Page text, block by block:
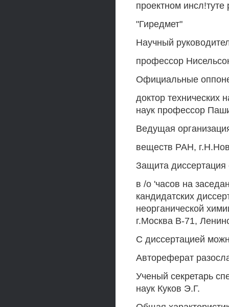
проектном
"Гиредмет"
Научный
профессор
Официальные
доктор технических
наук профессор
Ведущая
веществ РАН,
Защита диссертация
в /о 'часов на
кандидатских
неорганической
г.Москва В-71,
С диссертацией
Автореферат
Ученый секретарь
наук Куков Э.Г.